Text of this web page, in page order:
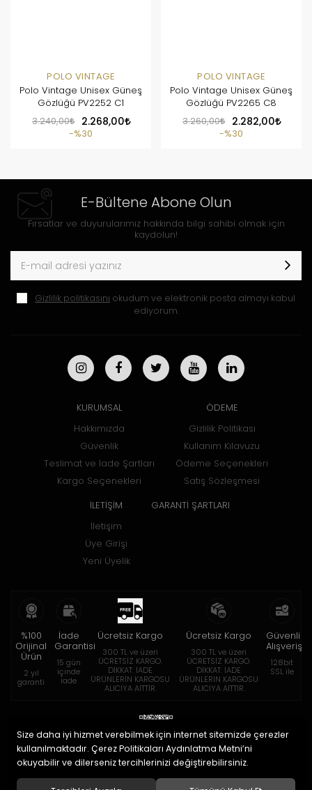
POLO VINTAGE
Polo Vintage Unisex Güneş
Gözlüğü PV2252 C1
3.240,00
2.268,00
%30
POLO VINTAGE
Polo Vintage Unisex Güneş
Gözlüğü PV2265 C8
3.260,00
2.282,00
%30
E-Bültene Abone Olun
Fırsatlar ve duyurularımız hakkında bilgi sahibi olmak için
kaydolun!
Gizlilik politikasını okudum ve elektronik posta almayı kabul
ediyorum.
KURUMSAL
Hakkımızda
Güvenlik
Teslimat ve İade Şartları
Kargo Seçenekleri
ÖDEME
Gizlilik Politikası
Kullanım Kılavuzu
Ödeme Seçenekleri
Satış Sözleşmesi
İLETİŞİM
İletişim
Üye Girişi
Yeni Üyelik
GARANTİ ŞARTLARI
%100
Orijinal
Ürün
2 yıl
garanti
İade
Garantisi
15 gün
içinde
iade
Ücretsiz Kargo
300 TL ve üzeri
ÜCRETSİZ KARGO.
DİKKAT: İADE
ÜRÜNLERİN KARGOSU
ALICIYA AİTTİR.
Ücretsiz Kargo
300 TL ve üzeri
ÜCRETSİZ KARGO.
DİKKAT: İADE
ÜRÜNLERİN KARGOSU
ALICIYA AİTTİR.
Güvenli
Alışveriş
128bit
SSL ile
Size daha iyi hizmet verebilmek için internet sitemizde çerezler
kullanılmaktadır. Çerez Politikaları Aydınlatma Metni’ni
okuyabilir ve dilerseniz tercihlerinizi değiştirebilirsiniz.